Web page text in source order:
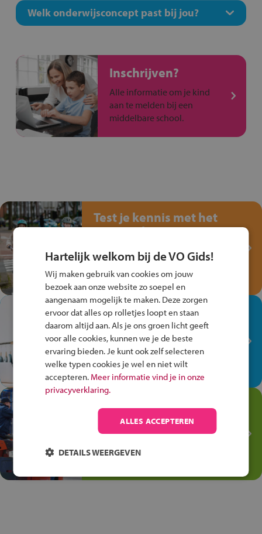
Welk onderwijsconcept past bij jou?
Inschrijven?
Alle informatie om je kind
aan te melden bij een
middelbare school.
Test je kennis met het
Fiets Veilig
Speel het Fiets Veilig Verkeersspel
en win een Cortina-fiets!
In de winkel ben je op je
plek!
Ontdek via het vmbo jouw talent
op de winkelvloer, waar elke dag
anders is!
Transport en Logistiek
Kies voor vmbo Transport en
logistiek: daar kun je mee
Hartelijk welkom bij de VO Gids!
Wij maken gebruik van cookies om jouw
bezoek aan onze website zo soepel en
aangenaam mogelijk te maken. Deze zorgen
ervoor dat alles op rolletjes loopt en staan
daarom altijd aan. Als je ons groen licht geeft
voor alle cookies, kunnen we je de beste
ervaring bieden. Je kunt ook zelf selecteren
welke typen cookies je wel en niet wilt
accepteren. Meer informatie vind je in onze
privacyverklaring.
ALLES ACCEPTEREN
DETAILS WEERGEVEN